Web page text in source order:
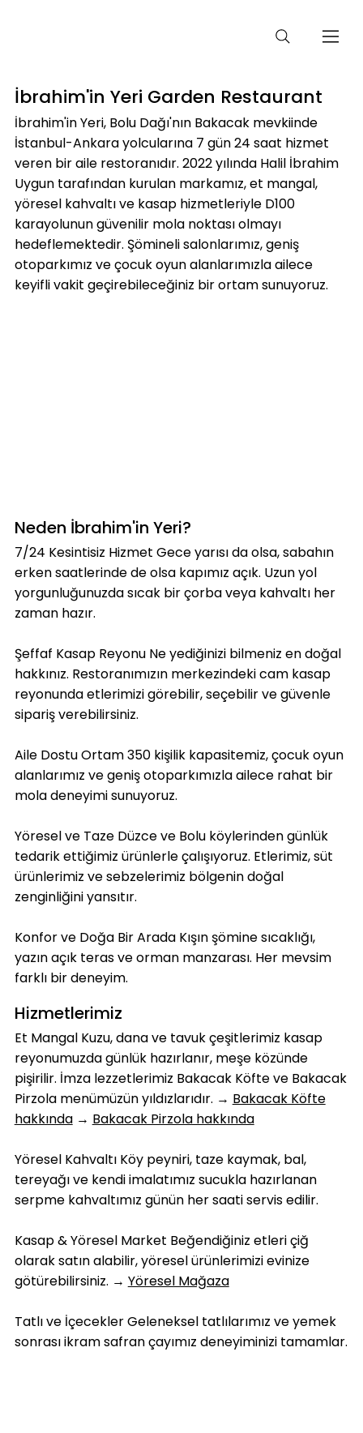
İbrahim'in Yeri Garden Restaurant
İbrahim'in Yeri, Bolu Dağı'nın Bakacak mevkiinde
İstanbul-Ankara yolcularına 7 gün 24 saat hizmet
veren bir aile restoranıdır. 2022 yılında Halil İbrahim
Uygun tarafından kurulan markamız, et mangal,
yöresel kahvaltı ve kasap hizmetleriyle D100
karayolunun güvenilir mola noktası olmayı
hedeflemektedir. Şömineli salonlarımız, geniş
otoparkımız ve çocuk oyun alanlarımızla ailece
keyifli vakit geçirebileceğiniz bir ortam sunuyoruz.
Neden İbrahim'in Yeri?
7/24 Kesintisiz Hizmet Gece yarısı da olsa, sabahın
erken saatlerinde de olsa kapımız açık. Uzun yol
yorgunluğunuzda sıcak bir çorba veya kahvaltı her
zaman hazır.
Şeffaf Kasap Reyonu Ne yediğinizi bilmeniz en doğal
hakkınız. Restoranımızın merkezindeki cam kasap
reyonunda etlerimizi görebilir, seçebilir ve güvenle
sipariş verebilirsiniz.
Aile Dostu Ortam 350 kişilik kapasitemiz, çocuk oyun
alanlarımız ve geniş otoparkımızla ailece rahat bir
mola deneyimi sunuyoruz.
Yöresel ve Taze Düzce ve Bolu köylerinden günlük
tedarik ettiğimiz ürünlerle çalışıyoruz. Etlerimiz, süt
ürünlerimiz ve sebzelerimiz bölgenin doğal
zenginliğini yansıtır.
Konfor ve Doğa Bir Arada Kışın şömine sıcaklığı,
yazın açık teras ve orman manzarası. Her mevsim
farklı bir deneyim.
Hizmetlerimiz
Et Mangal Kuzu, dana ve tavuk çeşitlerimiz kasap
reyonumuzda günlük hazırlanır, meşe közünde
pişirilir. İmza lezzetlerimiz Bakacak Köfte ve Bakacak
Pirzola menümüzün yıldızlarıdır. → Bakacak Köfte
hakkında→ Bakacak Pirzola hakkında
Yöresel Kahvaltı Köy peyniri, taze kaymak, bal,
tereyağı ve kendi imalatımız sucukla hazırlanan
serpme kahvaltımız günün her saati servis edilir.
Kasap & Yöresel Market Beğendiğiniz etleri çiğ
olarak satın alabilir, yöresel ürünlerimizi evinize
götürebilirsiniz. → Yöresel Mağaza
Tatlı ve İçecekler Geleneksel tatlılarımız ve yemek
sonrası ikram safran çayımız deneyiminizi tamamlar.